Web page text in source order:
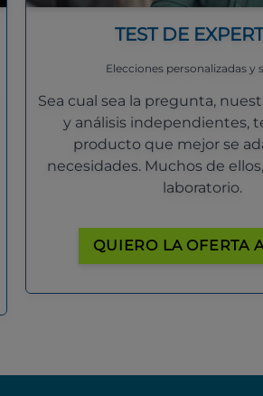
TEST DE
Elecciones personalizadas y
Sea cual sea la pregunta,
y análisis independientes,
producto que mejor se
necesidades. Muchos de
laboratorio.
QUIERO LA OFERTA